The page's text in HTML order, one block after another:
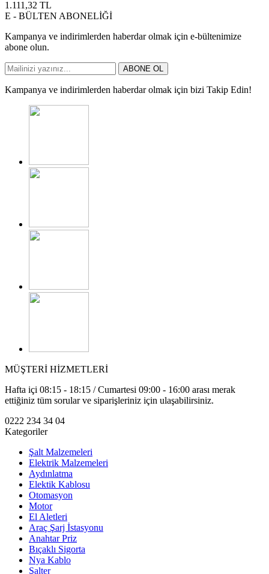
1.111,32 TL
E - BÜLTEN ABONELİĞİ
Kampanya ve indirimlerden haberdar olmak için e-bültenimize
abone olun.
ABONE OL
Kampanya ve indirimlerden haberdar olmak için bizi Takip Edin!
MÜŞTERİ HİZMETLERİ
Hafta içi 08:15 - 18:15 / Cumartesi 09:00 - 16:00 arası merak
ettiğiniz tüm sorular ve siparişleriniz için ulaşabilirsiniz.
0222 234 34 04
Kategoriler
Şalt Malzemeleri
Elektrik Malzemeleri
Aydınlatma
Elektik Kablosu
Otomasyon
Motor
El Aletleri
Araç Şarj İstasyonu
Anahtar Priz
Bıçaklı Sigorta
Nya Kablo
Şalter